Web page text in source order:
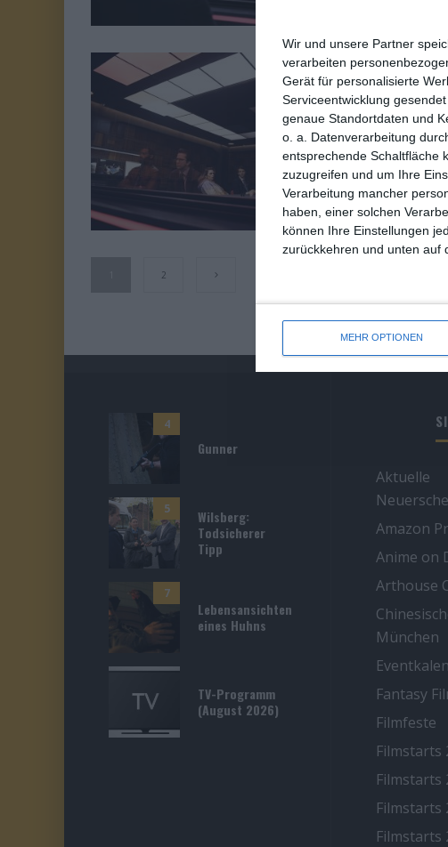
Wir und unsere Partner
verarbeiten
Gerät für personalisierte
Serviceentwicklung gesendet
genaue Standortdaten und
o. a. Datenverarbeitung
entsprechende Schaltfläche
zuzugreifen und um Ihre
Verarbeitung mancher
haben, einer solchen
können Ihre Einstellungen
zurückkehren und unten auf
MEHR OPTIONEN
6
VON 10
Oliver
Sonntag,
Drei
2
4
Gunner
5
Wilsberg:
Todsicherer
Tipp
7
Lebensansichten
eines Huhns
TV-Programm
(August 2026)
Aktuelle
Amazon
Anime on
Arthouse
München
Fantasy
Filmfeste
Filmstarts
Filmstarts
Filmstarts
Filmstarts